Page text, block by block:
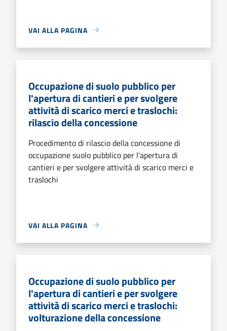
VAI ALLA PAGINA
Occupazione di suolo pubblico per
l'apertura di cantieri e per svolgere
attività di scarico merci e traslochi:
rilascio della concessione
Procedimento di rilascio della concessione di
occupazione suolo pubblico per l'apertura di
cantieri e per svolgere attività di scarico merci e
traslochi
VAI ALLA PAGINA
Occupazione di suolo pubblico per
l'apertura di cantieri e per svolgere
attività di scarico merci e traslochi:
volturazione della concessione